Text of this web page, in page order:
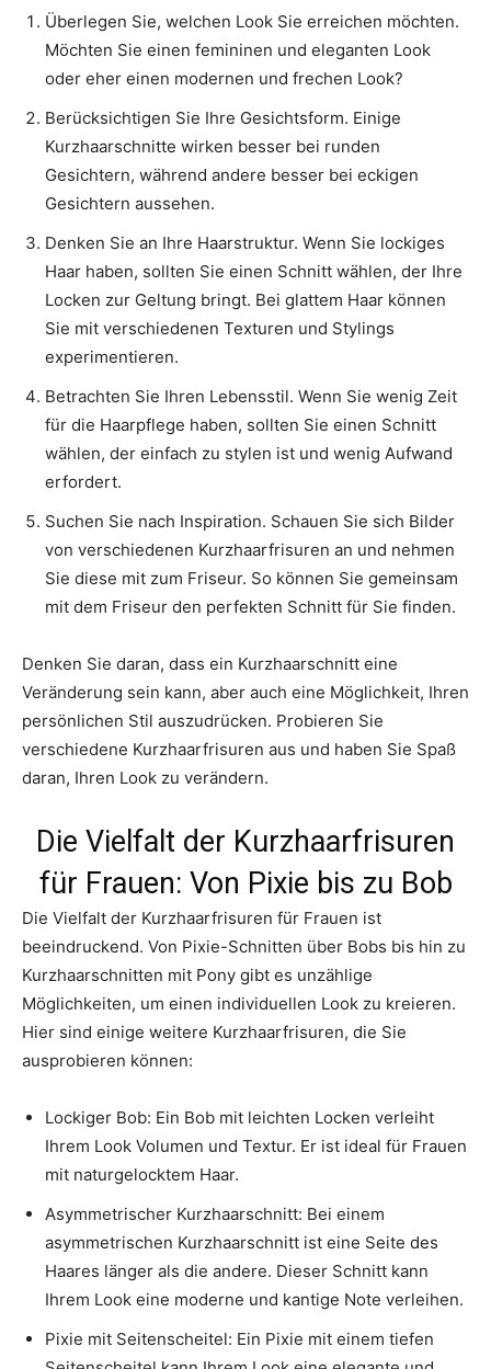
Überlegen Sie, welchen Look Sie erreichen möchten.
Möchten Sie einen femininen und eleganten Look
oder eher einen modernen und frechen Look?
Berücksichtigen Sie Ihre Gesichtsform. Einige
Kurzhaarschnitte wirken besser bei runden
Gesichtern, während andere besser bei eckigen
Gesichtern aussehen.
Denken Sie an Ihre Haarstruktur. Wenn Sie lockiges
Haar haben, sollten Sie einen Schnitt wählen, der Ihre
Locken zur Geltung bringt. Bei glattem Haar können
Sie mit verschiedenen Texturen und Stylings
experimentieren.
Betrachten Sie Ihren Lebensstil. Wenn Sie wenig Zeit
für die Haarpflege haben, sollten Sie einen Schnitt
wählen, der einfach zu stylen ist und wenig Aufwand
erfordert.
Suchen Sie nach Inspiration. Schauen Sie sich Bilder
von verschiedenen Kurzhaarfrisuren an und nehmen
Sie diese mit zum Friseur. So können Sie gemeinsam
mit dem Friseur den perfekten Schnitt für Sie finden.
Denken Sie daran, dass ein Kurzhaarschnitt eine
Veränderung sein kann, aber auch eine Möglichkeit, Ihren
persönlichen Stil auszudrücken. Probieren Sie
verschiedene Kurzhaarfrisuren aus und haben Sie Spaß
daran, Ihren Look zu verändern.
Die Vielfalt der Kurzhaarfrisuren
für Frauen: Von Pixie bis zu Bob
Die Vielfalt der Kurzhaarfrisuren für Frauen ist
beeindruckend. Von Pixie-Schnitten über Bobs bis hin zu
Kurzhaarschnitten mit Pony gibt es unzählige
Möglichkeiten, um einen individuellen Look zu kreieren.
Hier sind einige weitere Kurzhaarfrisuren, die Sie
ausprobieren können:
Lockiger Bob: Ein Bob mit leichten Locken verleiht
Ihrem Look Volumen und Textur. Er ist ideal für Frauen
mit naturgelocktem Haar.
Asymmetrischer Kurzhaarschnitt: Bei einem
asymmetrischen Kurzhaarschnitt ist eine Seite des
Haares länger als die andere. Dieser Schnitt kann
Ihrem Look eine moderne und kantige Note verleihen.
Pixie mit Seitenscheitel: Ein Pixie mit einem tiefen